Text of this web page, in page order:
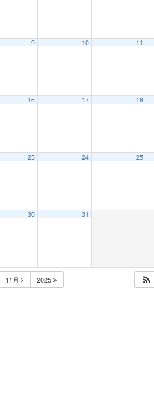
9 10 11
16 17 18
23 24 25
30 31
11月 2025